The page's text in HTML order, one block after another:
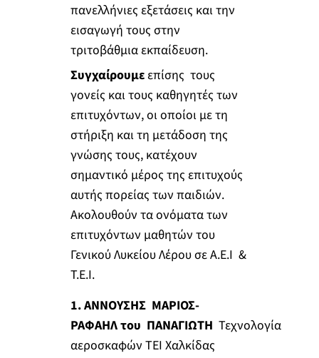
πανελλήνιες εξετάσεις και την
εισαγωγή τους στην
τριτοβάθμια εκπαίδευση.
Συγχαίρουμεεπίσης τους
γονείς και τους καθηγητές των
επιτυχόντων, οι οποίοι με τη
στήριξη και τη μετάδοση της
γνώσης τους, κατέχουν
σημαντικό μέρος της επιτυχούς
αυτής πορείας των παιδιών.
Ακολουθούν τα ονόματα των
επιτυχόντων μαθητών του
Γενικού Λυκείου Λέρου σε Α.Ε.Ι &
Τ.Ε.Ι.
1. ΑΝΝΟΥΣΗΣ ΜΑΡΙΟΣ-
ΡΑΦΑΗΛτου ΠΑΝΑΓΙΩΤΗ Τεχνολογία
αεροσκαφών ΤΕΙ Χαλκίδας